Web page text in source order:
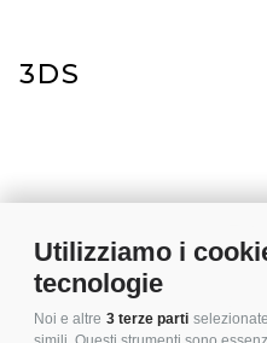
Utilizziamo i
tecnologie
Noi e altre 3 terze parti
3DS